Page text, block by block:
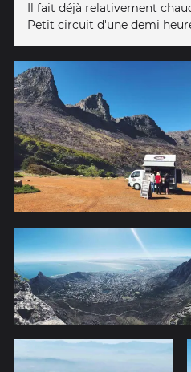
Il fait déjà relativement
Petit circuit d'une demi